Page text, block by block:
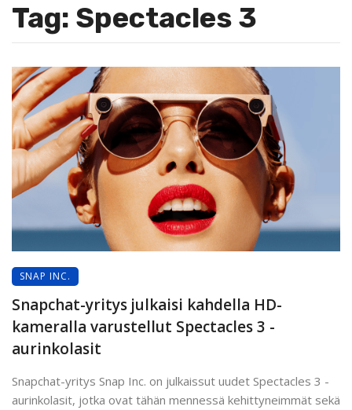
Tag: Spectacles 3
SNAP INC.
Snapchat-yritys julkaisi kahdella HD-
kameralla varustellut Spectacles 3 -
aurinkolasit
Snapchat-yritys Snap Inc. on julkaissut uudet Spectacles 3 -
aurinkolasit, jotka ovat tähän mennessä kehittyneimmät sekä